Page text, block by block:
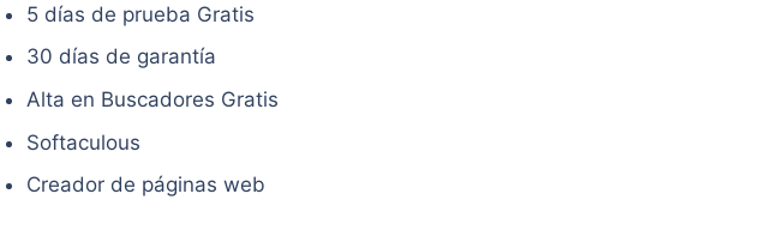
5 días de prueba Gratis
30 días de garantía
Alta en Buscadores Gratis
Softaculous
Creador de páginas web